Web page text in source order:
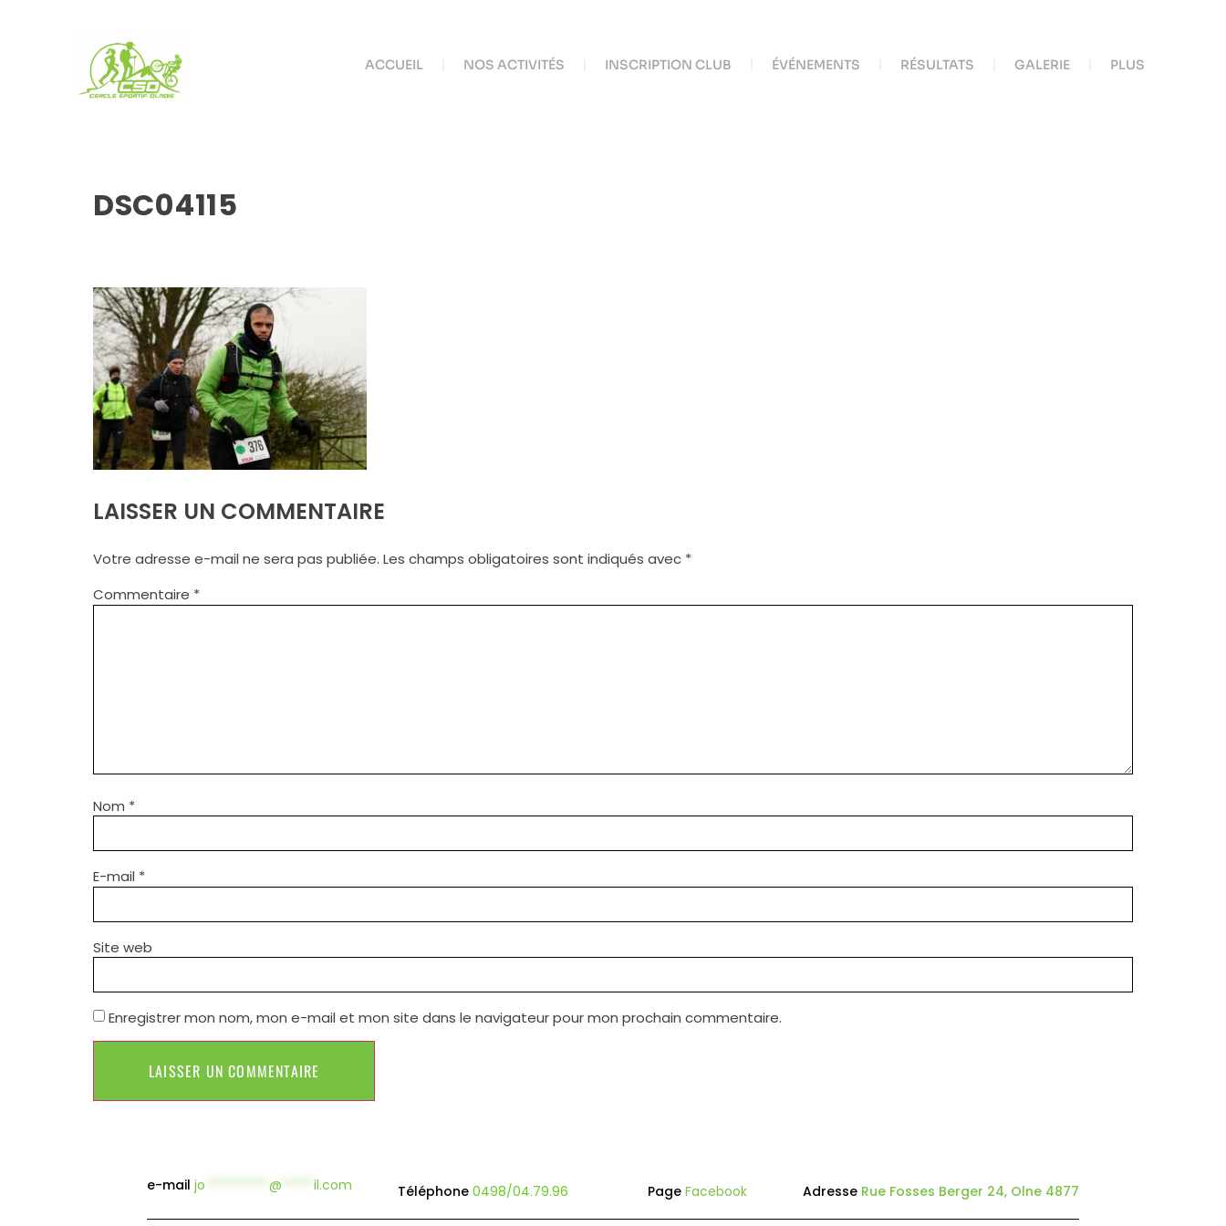
ACCUEIL NOS ACTIVITÉS INSCRIPTION CLUB ÉVÉNEMENTS RÉSULTATS GALERIE PLUS
DSC04115
LAISSER UN COMMENTAIRE
Votre adresse e-mail ne sera pas publiée. Les champs obligatoires sont indiqués avec *
Commentaire *
Nom *
E-mail *
Site web
Enregistrer mon nom, mon e-mail et mon site dans le navigateur pour mon prochain commentaire.
e-mailjo **********@ *****il.com Téléphone0498/04.79.96 Page Facebook Adresse Rue Fosses Berger 24, Olne 4877